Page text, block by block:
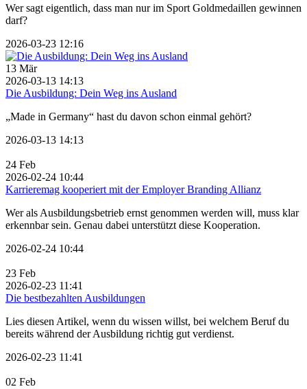
Wer sagt eigentlich, dass man nur im Sport Goldmedaillen gewinnen
darf?
2026-03-23 12:16
13 Mär
2026-03-13 14:13
Die Ausbildung: Dein Weg ins Ausland
„Made in Germany“ hast du davon schon einmal gehört?
2026-03-13 14:13
24 Feb
2026-02-24 10:44
Karrieremag kooperiert mit der Employer Branding Allianz
Wer als Ausbildungsbetrieb ernst genommen werden will, muss klar
erkennbar sein. Genau dabei unterstützt diese Kooperation.
2026-02-24 10:44
23 Feb
2026-02-23 11:41
Die bestbezahlten Ausbildungen
Lies diesen Artikel, wenn du wissen willst, bei welchem Beruf du
bereits während der Ausbildung richtig gut verdienst.
2026-02-23 11:41
02 Feb